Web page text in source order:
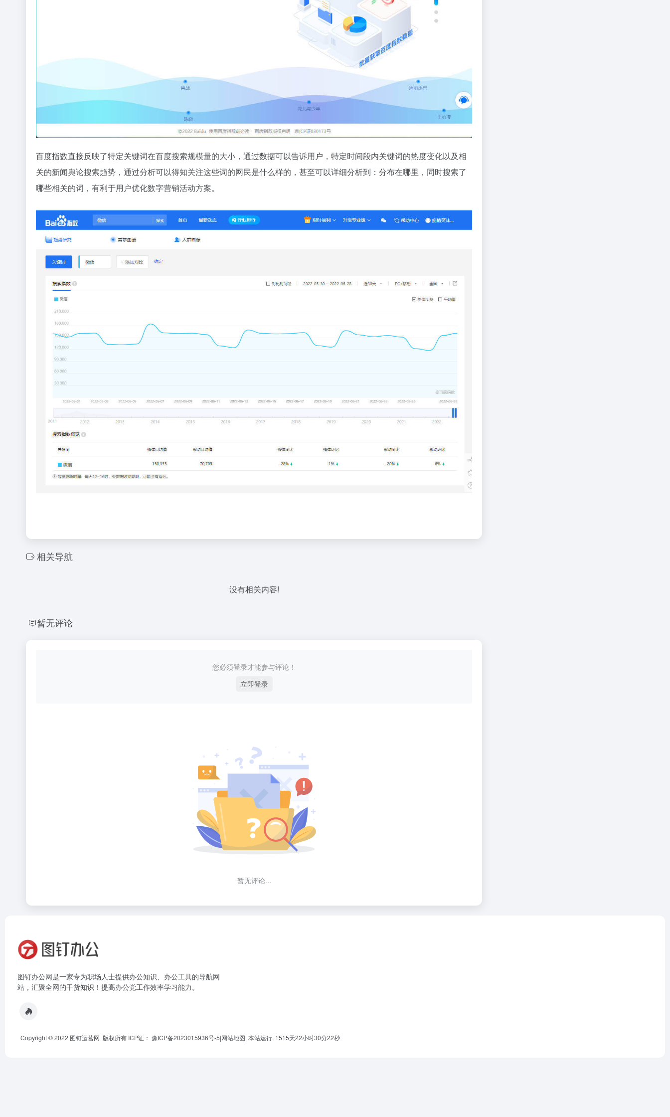
百度指数直接反映了特定关键词在百度搜索规模量的大小，通过数据可以告诉用户，特定时间段内关键词的热度变化以及相
关的新闻舆论搜索趋势，通过分析可以得知关注这些词的网民是什么样的，甚至可以详细分析到：分布在哪里，同时搜索了
哪些相关的词，有利于用户优化数字营销活动方案。
相关导航
没有相关内容!
暂无评论
您必须登录才能参与评论！
立即登录
暂无评论...
图钉办公网是一家专为职场人士提供办公知识、办公工具的导航网
站，汇聚全网的干货知识！提高办公党工作效率学习能力。
Copyright © 2022 图钉运营网 版权所有 ICP证： 豫ICP备2023015936号-5|网站地图| 本站运行: 1515天22小时30分23秒